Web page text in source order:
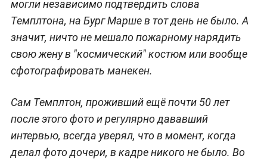
могли независимо подтвердить слова
Темплтона, на Бург Марше в тот день не было. А
значит, ничто не мешало пожарному нарядить
свою жену в "космический" костюм или вообще
сфотографировать манекен.
Сам Темплтон, проживший ещё почти 50 лет
после этого фото и регулярно дававший
интервью, всегда уверял, что в момент, когда
делал фото дочери, в кадре никого не было. Во